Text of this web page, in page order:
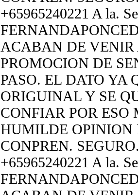
+65965240221 A la.
ACABAN DE
PROMOCION DE
PASO. EL DATO YA
ORIGUINAL Y SE
CONFIAR POR ESO
HUMILDE OPINION
CONPREN.
+65965240221 A la.